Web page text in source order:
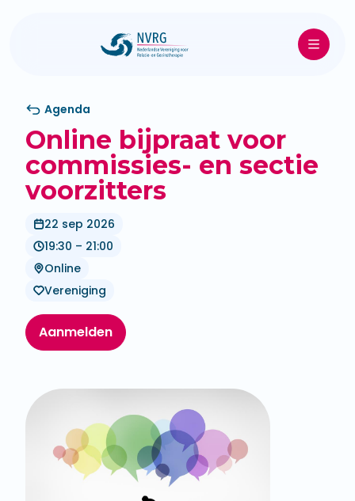
Agenda
Online bijpraat voor
commissies- en sectie
voorzitters
22 sep 2026
19:30 – 21:00
Online
Vereniging
Aanmelden